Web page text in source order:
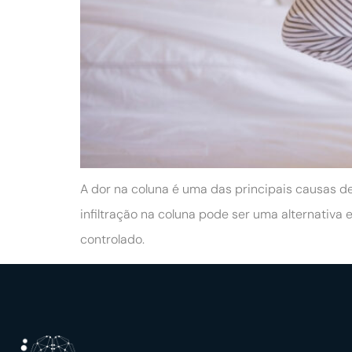
A dor na coluna é uma das principais causas
infiltração na coluna pode ser uma alternativa
controlado.